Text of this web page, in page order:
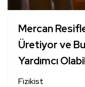
Mercan
Üretiyor ve
Yardımcı
Fizikist